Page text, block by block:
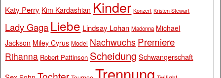
Katy Perry Kim Kardashian Kinder Konzert Kristen Stewart
Lady Gaga Liebe Lindsay Lohan Madonna Michael
Jackson Miley Cyrus Model Nachwuchs Premiere
Rihanna Robert Pattinson Scheidung Schwangerschaft
Trennung